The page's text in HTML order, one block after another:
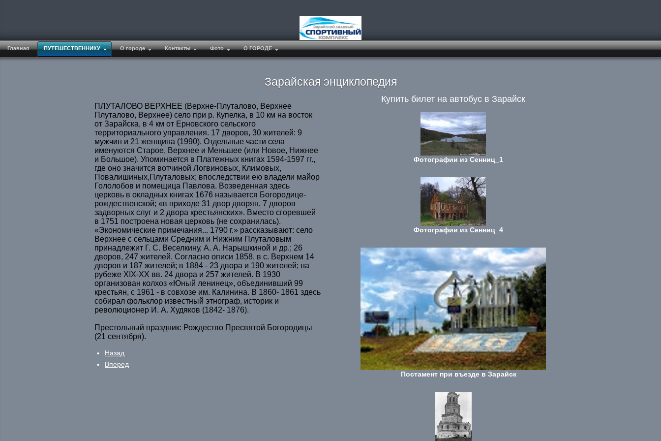
Главная ПУТЕШЕСТВЕННИКУ О городе Контакты Фото О ГОРОДЕ
Зарайская энциклопедия
ПЛУТАЛОВО ВЕРХНЕЕ (Верхне-Плуталово, Верхнее
Плуталово, Верхнее) село при р. Купелка, в 10 км на восток
от Зарайска, в 4 км от Ерновского сельского
территориального управления. 17 дворов, 30 жителей: 9
мужчин и 21 женщина (1990). Отдельные части села
именуются Старое, Верхнее и Меньшее (или Новое, Нижнее
и Большое). Упоминается в Платежных книгах 1594-1597 гг.,
где оно значится вотчиной Логвиновых, Климовых,
Повалишиных,Плуталовых; впоследствии ею владели майор
Гололобов и помещица Павлова. Возведенная здесь
церковь в окладных книгах 1676 называется Богородице-
рождественской; «в приходе 31 двор дворян, 7 дворов
задворных слуг и 2 двора крестьянских». Вместо сгоревшей
в 1751 построена новая церковь (не сохранилась).
«Экономические примечания... 1790 г.» рассказывают: село
Верхнее с сельцами Средним и Нижним Плуталовым
принадлежит Г. С. Веселкину, А. А. Нарышкиной и др.; 26
дворов, 247 жителей. Согласно описи 1858, в с. Верхнем 14
дворов и 187 жителей; в 1884 - 23 двора и 190 жителей; на
рубеже XIX-XX вв. 24 двора и 257 жителей. В 1930
организован колхоз «Юный ленинец», объединивший 99
крестьян, с 1961 - в совхозе им. Калинина. В 1860- 1861 здесь
собирал фольклор известный этнограф, историк и
революционер И. А. Худяков (1842- 1876).
Престольный праздник: Рождество Пресвятой Богородицы
(21 сентября).
Назад
Вперед
Купить билет на автобус в Зарайск
Фотографии из Сенниц_1
Фотографии из Сенниц_4
Постамент при въезде в Зарайск